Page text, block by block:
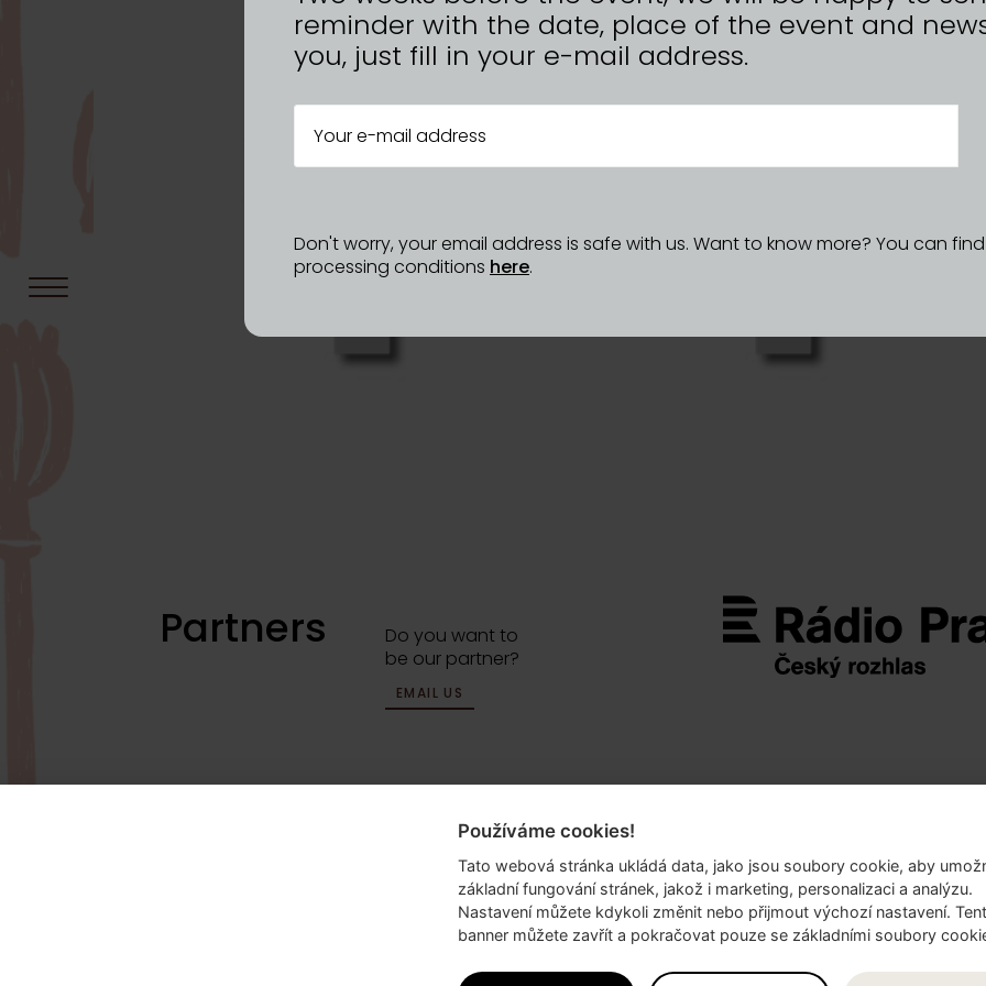
Partners
Do you want to
be our partner?
EMAIL US
Buzulucká 569/10
160 00 Praha 6
Česká republika
IČ 04980913
reminder with the date, place of the event and
you, just fill in your e-mail address.
Don't worry, your email address is safe with us. Want to know more? You can
processing conditions here.
Používáme cookies!
Tato webová stránka ukládá data, jako jsou soubory cookie, aby
základní fungování stránek, jakož i marketing, personalizaci a analýzu.
Nastavení můžete kdykoli změnit nebo přijmout výchozí nastavení.
banner můžete zavřít a pokračovat pouze se základními soubory